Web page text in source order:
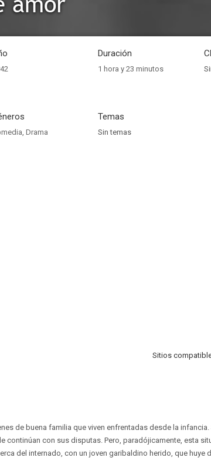
Duración
1 hora y 23 minutos
, Drama
Temas
Sin temas
Sitios
de buena familia que viven enfrentadas desde la
continúan con sus disputas. Pero, paradójicamente, esta
del internado, con un joven garibaldino herido, que huye